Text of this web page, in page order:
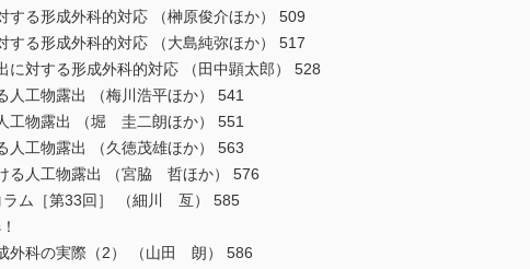
る形成外科的対応 （榊原俊介ほか） 509
る形成外科的対応 （大島純弥ほか） 517
対する形成外科的対応 （田中顕太郎） 528
工物露出 （梅川浩平ほか） 541
工物露出 （堀 圭二朗ほか） 551
工物露出 （久徳茂雄ほか） 563
る人工物露出 （宮脇 哲ほか） 576
ラム［第33回］ （細川 亙） 585
外科の実際（2） （山田 朗） 586